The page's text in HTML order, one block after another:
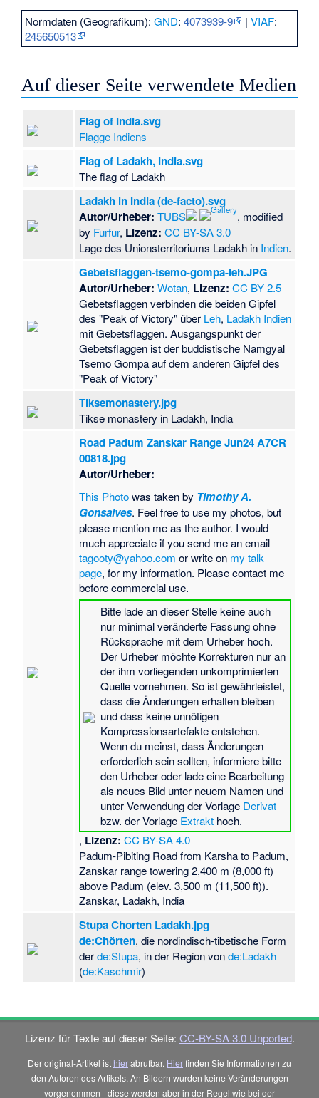
Normdaten (Geografikum):GND:4073939-9 |VIAF:
245650513
Auf dieser Seite verwendete Medien
Flag of India.svg
Flagge Indiens
Flag of Ladakh, India.svg
The flag of Ladakh
Ladakh in India (de-facto).svg
Autor/Urheber: TUBS
, modified
by Furfur, Lizenz: CC BY-SA 3.0
Lage des Unionsterritoriums Ladakh in Indien.
Gebetsflaggen-tsemo-gompa-leh.JPG
Autor/Urheber: Wotan, Lizenz: CC BY 2.5
Gebetsflaggen verbinden die beiden Gipfel
des "Peak of Victory" über Leh, Ladakh Indien
mit Gebetsflaggen. Ausgangspunkt der
Gebetsflaggen ist der buddistische Namgyal
Tsemo Gompa auf dem anderen Gipfel des
"Peak of Victory"
Tiksemonastery.jpg
Tikse monastery in Ladakh, India
Road Padum Zanskar Range Jun24 A7CR
00818.jpg
Autor/Urheber:
This Photowas taken by Timothy A.
Gonsalves. Feel free to use my photos, but
please mention me as the author. I would
much appreciate if you send me an email
tagooty@yahoo.com or write on my talk
page, for my information. Please contact me
before commercial use.
Bitte lade an dieser Stelle keine auch
nur minimal veränderte Fassung ohne
Rücksprache mit dem Urheber hoch.
Der Urheber möchte Korrekturen nur an
der ihm vorliegenden unkomprimierten
Quelle vornehmen. So ist gewährleistet,
dass die Änderungen erhalten bleiben
und dass keine unnötigen
Kompressionsartefakte entstehen.
Wenn du meinst, dass Änderungen
erforderlich sein sollten, informiere bitte
den Urheber oder lade eine Bearbeitung
als neues Bild unter neuem Namen und
unter Verwendung der Vorlage Derivat
bzw. der Vorlage Extrakt hoch.
, Lizenz: CC BY-SA 4.0
Padum-Pibiting Road from Karsha to Padum,
Zanskar range towering 2,400 m (8,000 ft)
above Padum (elev. 3,500 m (11,500 ft)).
Zanskar, Ladakh, India
Stupa Chorten Ladakh.jpg
de:Chörten, die nordindisch-tibetische Form
derde:Stupa, in der Region vonde:Ladakh
(de:Kaschmir)
Lizenz für Texte auf dieser Seite: CC-BY-SA 3.0 Unported.
Der original-Artikel ist hierabrufbar. Hierfinden Sie Informationen zu
den Autoren des Artikels. An Bildern wurden keine Veränderungen
vorgenommen - diese werden aber in der Regel wie bei der